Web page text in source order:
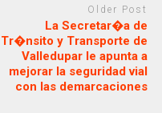
Older Post
La Secretar�a de
Tr�nsito y Transporte de
Valledupar le apunta a
mejorar la seguridad vial
con las demarcaciones